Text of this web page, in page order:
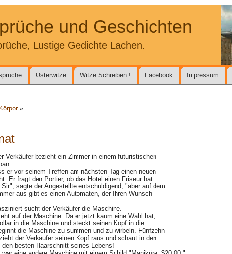
und Geschichten
Lustige Gedichte Lachen.
Osterwitze Witze Schreiben ! Facebook Impressum
»
Verkäufer bezieht ein Zimmer in einem futuristischen
er vor seinem Treffen am nächsten Tag einen neuen
Er fragt den Portier, ob das Hotel einen Friseur hat.
sagte der Angestellte entschuldigend, "aber auf dem
aus gibt es einen Automaten, der Ihren Wunsch
sucht der Verkäufer die Maschine.
auf der Maschine. Da er jetzt kaum eine Wahl hat,
in die Maschine und steckt seinen Kopf in die
die Maschine zu summen und zu wirbeln. Fünfzehn
der Verkäufer seinen Kopf raus und schaut in den
besten Haarschnitt seines Lebens!